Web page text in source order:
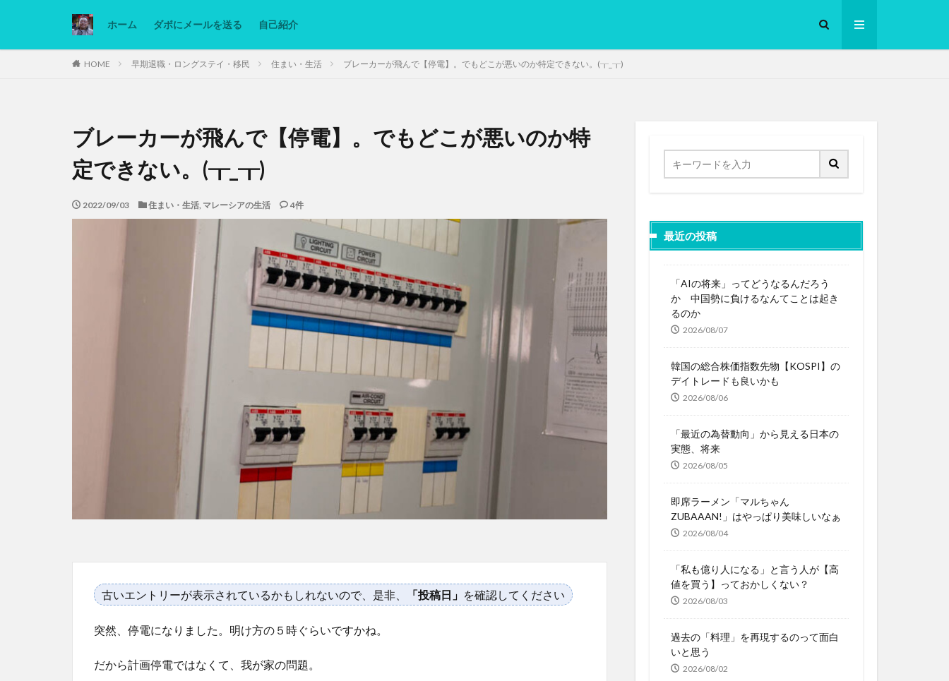
ホーム ダボにメールを送る 自己紹介
HOME 早期退職・ロングステイ・移民 住まい・生活 ブレーカーが飛んで【停電】。でもどこが悪いのか特定できない。(┰_┰)
ブレーカーが飛んで【停電】。でもどこが悪いのか特
定できない。(┰_┰)
2022/09/03 住まい・生活, マレーシアの生活 4件
古いエントリーが表示されているかもしれないので、是非、 「投稿日」 を確認してください
突然、停電になりました。明け方の５時ぐらいですかね。
だから計画停電ではなくて、我が家の問題。
最近の投稿
「AIの将来」ってどうなるんだろう
か 中国勢に負けるなんてことは起き
るのか
2026/08/07
韓国の総合株価指数先物【KOSPI】の
デイトレードも良いかも
2026/08/06
「最近の為替動向」から見える日本の
実態、将来
2026/08/05
即席ラーメン「マルちゃん
ZUBAAAN!」はやっぱり美味しいなぁ
2026/08/04
「私も億り人になる」と言う人が【高
値を買う】っておかしくない？
2026/08/03
過去の「料理」を再現するのって面白
いと思う
2026/08/02
カテゴリー
Ninjatrader PC グリグリ画像 マレーシア動画 ヨーグルト
低温調理・スロークッカー
低糖質ダイエット